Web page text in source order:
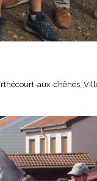
aux-chênes,